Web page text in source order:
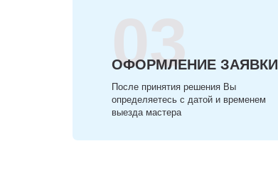
03
ОФОРМЛЕНИЕ ЗАЯВКИ
После принятия решения Вы
определяетесь с датой и временем
выезда мастера